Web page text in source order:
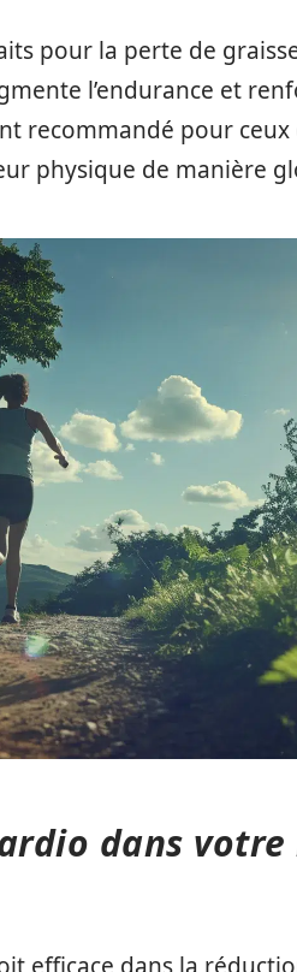
pour la perte de
l’endurance et
recommandé pour
physique de manière
dans